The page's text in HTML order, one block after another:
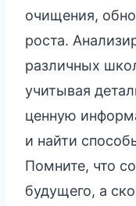
очищения,
роста.
различных
учитывая
ценную
и найти
Помните, что
будущего, а